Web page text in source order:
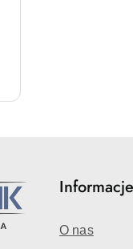
Informacje
O nas